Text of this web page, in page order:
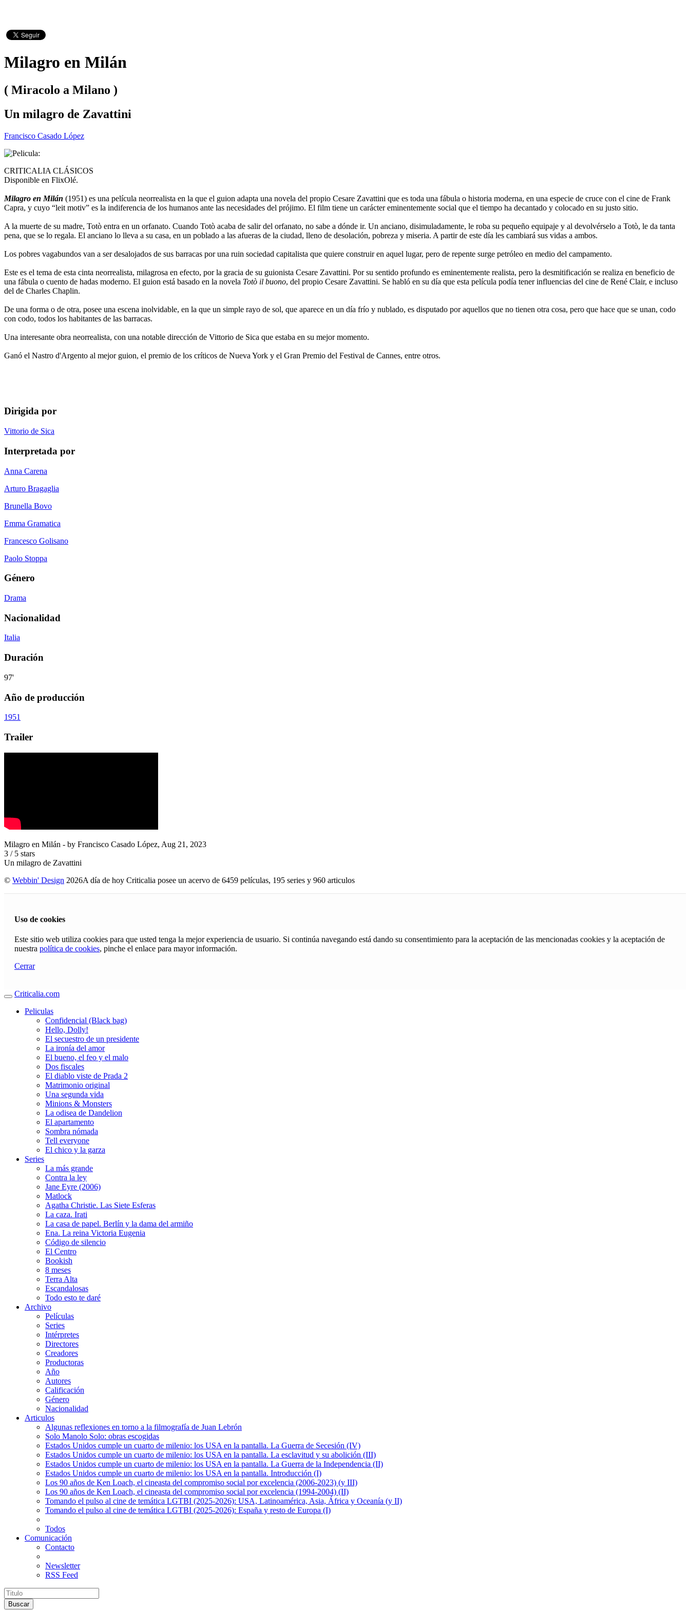
Milagro en Milán
( Miracolo a Milano )
Un milagro de Zavattini
Francisco Casado López
CRITICALIA CLÁSICOS
Disponible en FlixOlé.
Milagro en Milán (1951) es una película neorrealista en la que el guion adapta una novela del propio Cesare Zavattini que es toda una fábula o historia moderna, en una especie de cruce con el cine de Frank
Capra, y cuyo “leit motiv” es la indiferencia de los humanos ante las necesidades del prójimo. El film tiene un carácter eminentemente social que el tiempo ha decantado y colocado en su justo sitio.
A la muerte de su madre, Totò entra en un orfanato. Cuando Totò acaba de salir del orfanato, no sabe a dónde ir. Un anciano, disimuladamente, le roba su pequeño equipaje y al devolvérselo a Totò, le da tanta
pena, que se lo regala. El anciano lo lleva a su casa, en un poblado a las afueras de la ciudad, lleno de desolación, pobreza y miseria. A partir de este día les cambiará sus vidas a ambos.
Los pobres vagabundos van a ser desalojados de sus barracas por una ruin sociedad capitalista que quiere construir en aquel lugar, pero de repente surge petróleo en medio del campamento.
Este es el tema de esta cinta neorrealista, milagrosa en efecto, por la gracia de su guionista Cesare Zavattini. Por su sentido profundo es eminentemente realista, pero la desmitificación se realiza en beneficio de
una fábula o cuento de hadas moderno. El guion está basado en la novela Totò il buono, del propio Cesare Zavattini. Se habló en su día que esta película podía tener influencias del cine de René Clair, e incluso
del de Charles Chaplin.
De una forma o de otra, posee una escena inolvidable, en la que un simple rayo de sol, que aparece en un día frío y nublado, es disputado por aquellos que no tienen otra cosa, pero que hace que se unan, codo
con codo, todos los habitantes de las barracas.
Una interesante obra neorrealista, con una notable dirección de Vittorio de Sica que estaba en su mejor momento.
Ganó el Nastro d'Argento al mejor guion, el premio de los críticos de Nueva York y el Gran Premio del Festival de Cannes, entre otros.
Dirigida por
Vittorio de Sica
Interpretada por
Anna Carena
Arturo Bragaglia
Brunella Bovo
Emma Gramatica
Francesco Golisano
Paolo Stoppa
Género
Drama
Nacionalidad
Italia
Duración
97'
Año de producción
1951
Trailer
Milagro en Milán - by Francisco Casado López, Aug 21, 2023
3 / 5 stars
Un milagro de Zavattini
© Webbin' Design 2026A día de hoy Criticalia posee un acervo de 6459 películas, 195 series y 960 articulos
Uso de cookies
Este sitio web utiliza cookies para que usted tenga la mejor experiencia de usuario. Si continúa navegando está dando su consentimiento para la aceptación de las mencionadas cookies y la aceptación de
nuestra política de cookies, pinche el enlace para mayor información.
Cerrar
Criticalia.com
Peliculas
Confidencial (Black bag)
Hello, Dolly!
El secuestro de un presidente
La ironía del amor
El bueno, el feo y el malo
Dos fiscales
El diablo viste de Prada 2
Matrimonio original
Una segunda vida
Minions & Monsters
La odisea de Dandelion
El apartamento
Sombra nómada
Tell everyone
El chico y la garza
Series
La más grande
Contra la ley
Jane Eyre (2006)
Matlock
Agatha Christie. Las Siete Esferas
La caza. Irati
La casa de papel. Berlín y la dama del armiño
Ena. La reina Victoria Eugenia
Código de silencio
El Centro
Bookish
8 meses
Terra Alta
Escandalosas
Todo esto te daré
Archivo
Películas
Series
Intérpretes
Directores
Creadores
Productoras
Año
Autores
Calificación
Género
Nacionalidad
Articulos
Algunas reflexiones en torno a la filmografía de Juan Lebrón
Solo Manolo Solo: obras escogidas
Estados Unidos cumple un cuarto de milenio: los USA en la pantalla. La Guerra de Secesión (IV)
Estados Unidos cumple un cuarto de milenio: los USA en la pantalla. La esclavitud y su abolición (III)
Estados Unidos cumple un cuarto de milenio: los USA en la pantalla. La Guerra de la Independencia (II)
Estados Unidos cumple un cuarto de milenio: los USA en la pantalla. Introducción (I)
Los 90 años de Ken Loach, el cineasta del compromiso social por excelencia (2006-2023) (y III)
Los 90 años de Ken Loach, el cineasta del compromiso social por excelencia (1994-2004) (II)
Tomando el pulso al cine de temática LGTBI (2025-2026): USA, Latinoamérica, Asia, África y Oceanía (y II)
Tomando el pulso al cine de temática LGTBI (2025-2026): España y resto de Europa (I)
Todos
Comunicación
Contacto
Newsletter
RSS Feed
Buscar